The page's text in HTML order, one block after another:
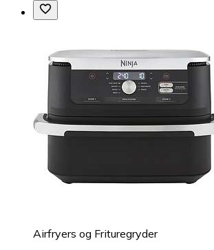
Airfryers og Frituregryder